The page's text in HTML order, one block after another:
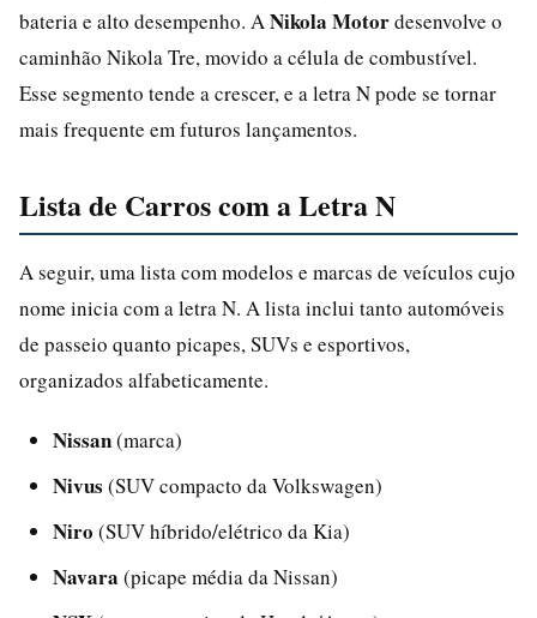
bateria e alto desempenho. A Nikola Motordesenvolve o
caminhão Nikola Tre, movido a célula de combustível.
Esse segmento tende a crescer, e a letra N pode se tornar
mais frequente em futuros lançamentos.
Lista de Carros com a Letra N
A seguir, uma lista com modelos e marcas de veículos cujo
nome inicia com a letra N. A lista inclui tanto automóveis
de passeio quanto picapes, SUVs e esportivos,
organizados alfabeticamente.
Nissan(marca)
Nivus (SUV compacto da Volkswagen)
Niro (SUV híbrido/elétrico da Kia)
Navara (picape média da Nissan)